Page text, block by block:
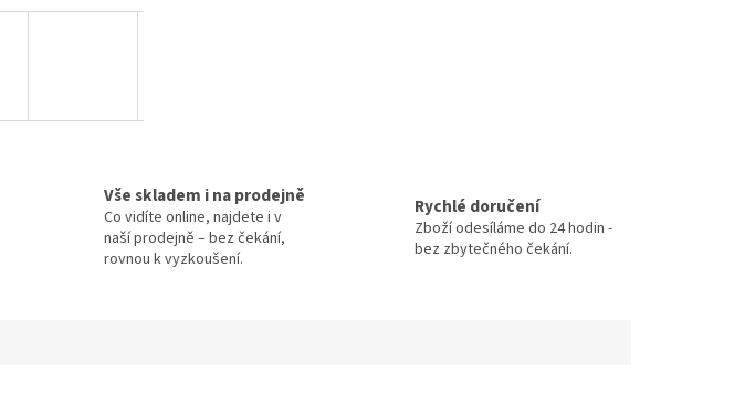
Vše skladem i na prodejně
Co vidíte online, najdete i v
naší prodejně – bez čekání,
rovnou k vyzkoušení.
Rychlé doručení
Zboží odesíláme do 24 hodin -
bez zbytečného čekání.